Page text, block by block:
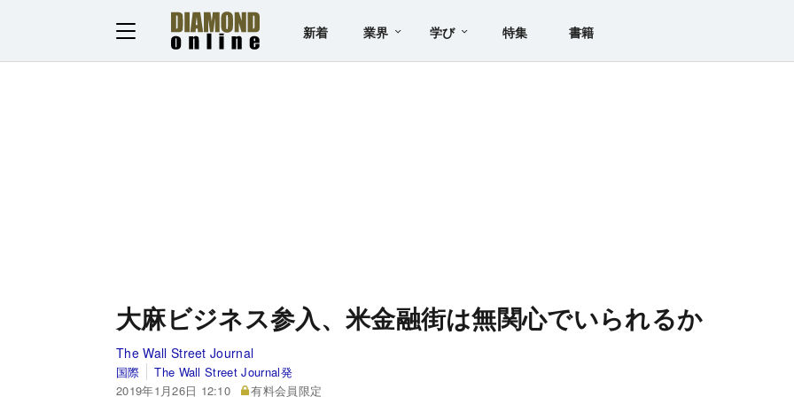
新着 業界 学び 特集 書籍
大麻ビジネス参入、米金融街は無関心でいられるか
The Wall Street Journal
国際
The Wall Street Journal発
2019年1月26日 12:10
有料会員限定